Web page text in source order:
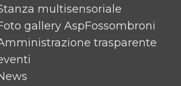
multisensoriale
gallery AspFossombroni
trasparente